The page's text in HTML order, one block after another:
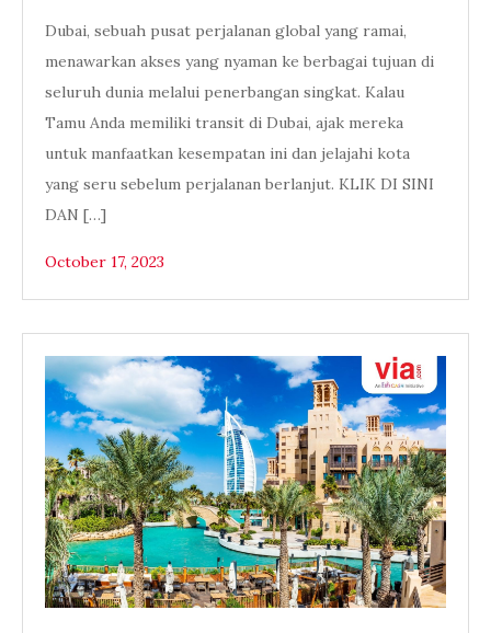
Dubai, sebuah pusat perjalanan global yang ramai,
menawarkan akses yang nyaman ke berbagai tujuan di
seluruh dunia melalui penerbangan singkat. Kalau
Tamu Anda memiliki transit di Dubai, ajak mereka
untuk manfaatkan kesempatan ini dan jelajahi kota
yang seru sebelum perjalanan berlanjut. KLIK DI SINI
DAN […]
October 17, 2023